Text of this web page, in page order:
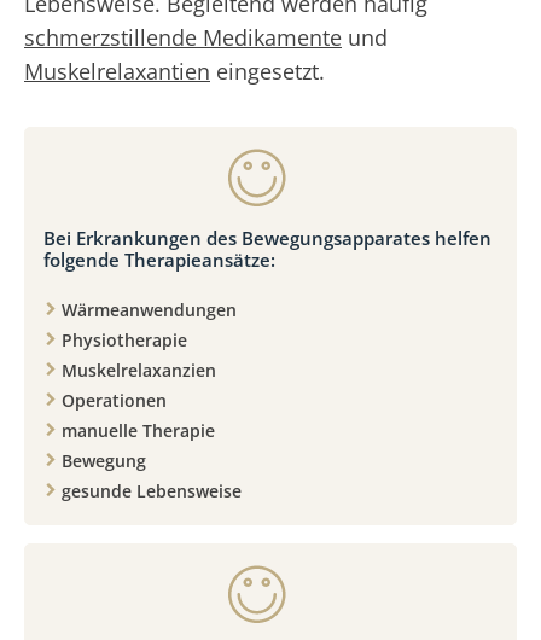
schmerzstillende Medikamente und
Muskelrelaxantien eingesetzt.
Bei Erkrankungen des Bewegungsapparates helfen
folgende Therapieansätze:
Wärmeanwendungen
Physiotherapie
Muskelrelaxanzien
Operationen
manuelle Therapie
Bewegung
gesunde Lebensweise